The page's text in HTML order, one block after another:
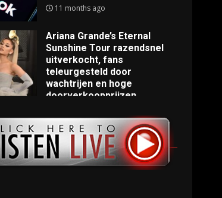
11 months ago
Ariana Grande’s Eternal
Sunshine Tour razendsnel
uitverkocht, fans
teleurgesteld door
wachtrijen en hoge
doorverkoopprijzen